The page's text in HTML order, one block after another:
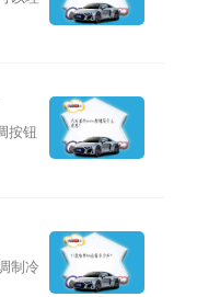
按钮
制冷